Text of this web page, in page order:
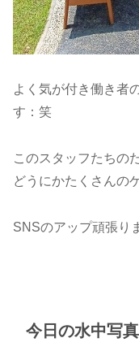
よく気が付き働き者
す：笑
このスタッフたちの
どうにかたくさんの
SNSのアップ頑張り
今日の水中写